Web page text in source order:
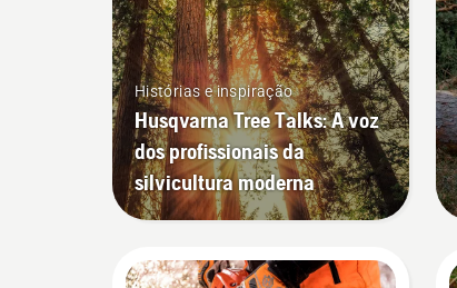
Histórias e inspiração
Husqvarna Tree Talks: A voz
dos profissionais da
silvicultura moderna